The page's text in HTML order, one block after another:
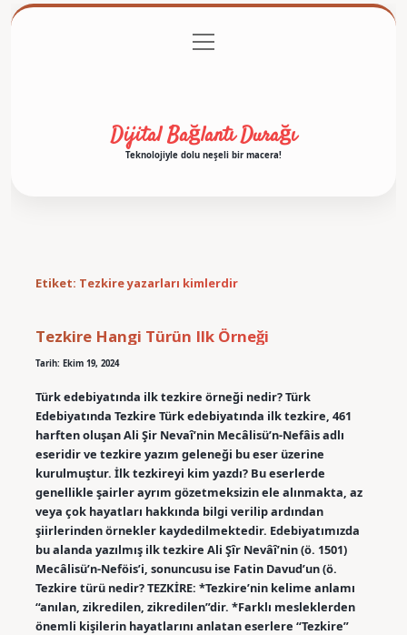
Gizlilik Politikası
menüyü
aç
Dijital Bağlantı Durağı
Teknolojiyle dolu neşeli bir macera!
Etiket: Tezkire yazarları kimlerdir
Tezkire Hangi Türün Ilk Örneği
Tarih: Ekim 19, 2024
Türk edebiyatında ilk tezkire örneği nedir? Türk
Edebiyatında Tezkire Türk edebiyatında ilk tezkire, 461
harften oluşan Ali Şir Nevaî’nin Mecâlisü’n-Nefâis adlı
eseridir ve tezkire yazım geleneği bu eser üzerine
kurulmuştur. İlk tezkireyi kim yazdı? Bu eserlerde
genellikle şairler ayrım gözetmeksizin ele alınmakta, az
veya çok hayatları hakkında bilgi verilip ardından
şiirlerinden örnekler kaydedilmektedir. Edebiyatımızda
bu alanda yazılmış ilk tezkire Ali Şîr Nevâî’nin (ö. 1501)
Mecâlisü’n-Neföis’i, sonuncusu ise Fatin Davud’un (ö.
Tezkire türü nedir? TEZKİRE: *Tezkire’nin kelime anlamı
“anılan, zikredilen, zikredilen”dir. *Farklı mesleklerden
önemli kişilerin hayatlarını anlatan eserlere “Tezkire”